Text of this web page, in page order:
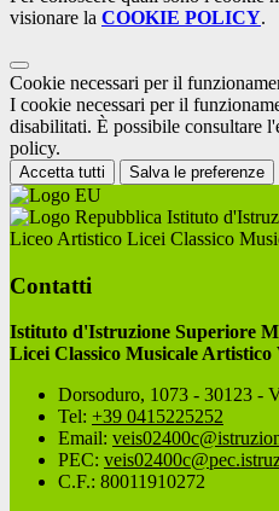
visionare la COOKIE POLICY.
Cookie necessari per il
I cookie necessari per il
disabilitati. È possibile consultare
policy.
Accetta tutti Salva le preferenze
Istituto
Liceo Artistico Licei Classico
Contatti
Istituto d'Istruzione Superiore
Licei Classico Musicale Artistico
Dorsoduro, 1073 - 30123 -
Tel: +39 0415225252
Email:
PEC:
C.F.: 80011910272